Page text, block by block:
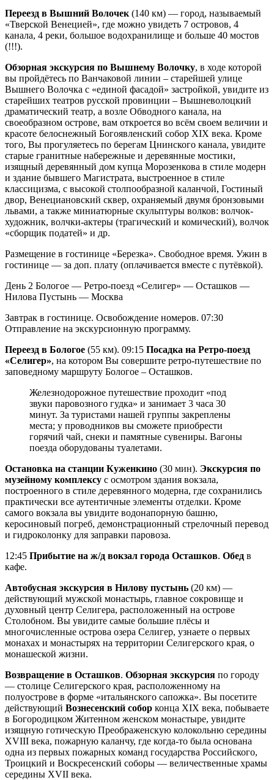
Переезд в Вышний Волочек (140 км) — город, называемый
«Тверской Венецией», где можно увидеть 7 островов, 4
канала, 4 реки, большое водохранилище и больше 40 мостов
(!!!).
Обзорная экскурсия по Вышнему Волочку, в ходе которой
вы пройдётесь по Ванчаковой линии – старейшей улице
Вышнего Волочка с «единой фасадой» застройкой, увидите из
старейших театров русской провинции – Вышневолоцкий
драматический театр, а возле Обводного канала, на
своеобразном острове, вам откроется во всём своем величии и
красоте белоснежный Богоявленский собор XIX века. Кроме
того, Вы прогуляетесь по берегам Цнинского канала, увидите
старые гранитные набережные и деревянные мостики,
изящный деревянный дом купца Морозенкова в стиле модерн
и здание бывшего Магистрата, выстроенное в стиле
классицизма, с высокой столпообразной каланчой, Гостиный
двор, Венециановский сквер, охраняемый двумя бронзовыми
львами, а также миниатюрные скульптуры волков: волчок-
художник, волчки-актеры (трагический и комический), волчок
«сборщик податей» и др.
Размещение в гостинице «Березка». Свободное время. Ужин в
гостинице — за доп. плату (оплачивается вместе с путёвкой).
День 2 Бологое — Ретро-поезд «Селигер» — Осташков —
Нилова Пустынь — Москва
Завтрак в гостинице. Освобождение номеров. 07:30
Отправление на экскурсионную программу.
Переезд в Бологое (55 км). 09:15 Посадка на Ретро-поезд
«Селигер», на котором Вы совершите ретро-путешествие по
заповедному маршруту Бологое – Осташков.
Железнодорожное путешествие проходит «под
звуки паровозного гудка» и занимает 3 часа 30
минут. За туристами нашей группы закреплены
места; у проводников вы сможете приобрести
горячий чай, снеки и памятные сувениры. Вагоны
поезда оборудованы туалетами.
Остановка на станции Куженкино (30 мин). Экскурсия по
музейному комплексу с осмотром здания вокзала,
построенного в стиле деревянного модерна, где сохранились
практически все аутентичные элементы отделки. Кроме
самого вокзала вы увидите водонапорную башню,
керосиновый погреб, демонстрационный стрелочный перевод
и гидроколонку для заправки паровоза.
12:45 Прибытие на ж/д вокзал города Осташков. Обед в
кафе.
Автобусная экскурсия в Нилову пустынь (20 км) —
действующий мужской монастырь, главное сокровище и
духовный центр Селигера, расположенный на острове
Столобном. Вы увидите самые большие плёсы и
многочисленные острова озера Селигер, узнаете о первых
монахах и монастырях на территории Селигерского края, о
монашеской жизни.
Возвращение в Осташков. Обзорная экскурсия по городу
— столице Селигерского края, расположенному на
полуострове в форме «итальянского сапожка». Вы посетите
действующий Вознесенский собор конца XIX века, побываете
в Богородицком Житенном женском монастыре, увидите
изящную готическую Преображенскую колокольню середины
XVIII века, пожарную каланчу, где когда-то была основана
одна из первых пожарных команд государства Российского,
Троицкий и Воскресенский соборы — величественные храмы
середины XVII века.